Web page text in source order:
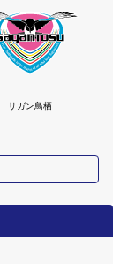
サガン鳥栖